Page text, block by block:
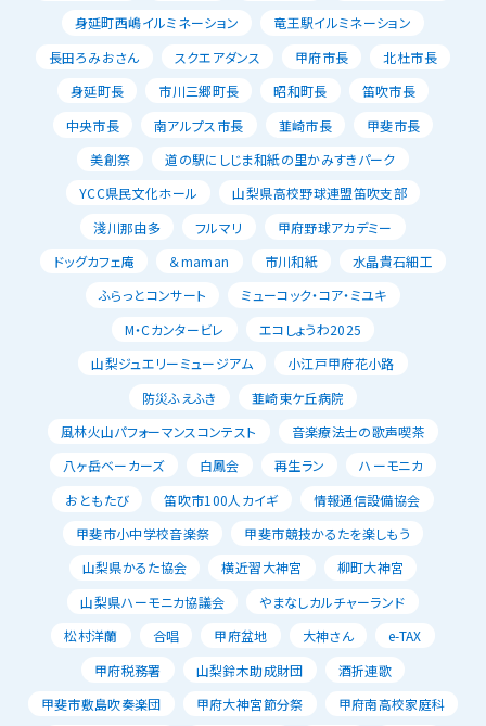
身延町西嶋イルミネーション
竜王駅イルミネーション
長田ろみおさん
スクエアダンス 甲府市長
北杜市長
身延町長
市川三郷町長 昭和町長
笛吹市長
中央市長
南アルプス市長 韮崎市長
甲斐市長
美創祭
道の駅にしじま和紙の里かみすきパーク
YCC県民文化ホール
山梨県高校野球連盟笛吹支部
淺川那由多
フルマリ
甲府野球アカデミー
ドッグカフェ庵
＆maman 市川和紙
水晶貴石細工
ふらっとコンサート
ミューコック・コア・ミユキ
M・Cカンタービレ
エコしょうわ2025
山梨ジュエリーミュージアム
小江戸甲府花小路
防災ふえふき
韮崎東ケ丘病院
風林火山パフォーマンスコンテスト
音楽療法士の歌声喫茶
八ヶ岳ベーカーズ
白鳳会 再生ラン
ハーモニカ
おともたび
笛吹市100人カイギ
情報通信設備協会
甲斐市小中学校音楽祭
甲斐市競技かるたを楽しもう
山梨県かるた協会
横近習大神宮
柳町大神宮
山梨県ハーモニカ協議会
やまなしカルチャーランド
松村洋蘭
合唱 甲府盆地 大神さん
e-TAX
甲府税務署
山梨鈴木助成財団
酒折連歌
甲斐市敷島吹奏楽団
甲府大神宮節分祭
甲府南高校家庭科